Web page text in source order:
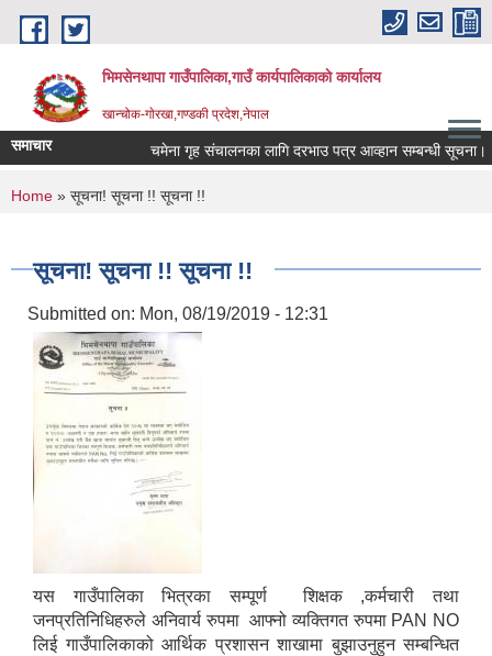
Skip to main content
भिमसेनथापा गाउँपालिका,गाउँ कार्यपालिकाकाे कार्यालय
खान्चोक-गाेरखा,गण्डकी प्रदेश,नेपाल
समाचार चमेना गृह संचालनका लागि दरभाउ पत्र आव्हान सम्बन्धी सूचना।
You are here
Home » सूचना! सूचना !! सूचना !!
सूचना! सूचना !! सूचना !!
Submitted on: Mon, 08/19/2019 - 12:31
यस गाउँपालिका भित्रका सम्पूर्ण शिक्षक ,कर्मचारी तथा
जनप्रतिनिधिहरुले अनिवार्य रुपमा आफ्नो व्यक्तिगत रुपमा PAN NO
लिई गाउँपालिकाको आर्थिक प्रशासन शाखामा बुझाउनुहुन सम्बन्धित